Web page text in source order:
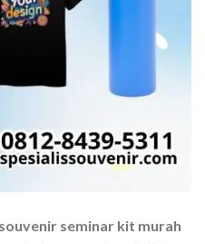
souvenir seminar kit murah